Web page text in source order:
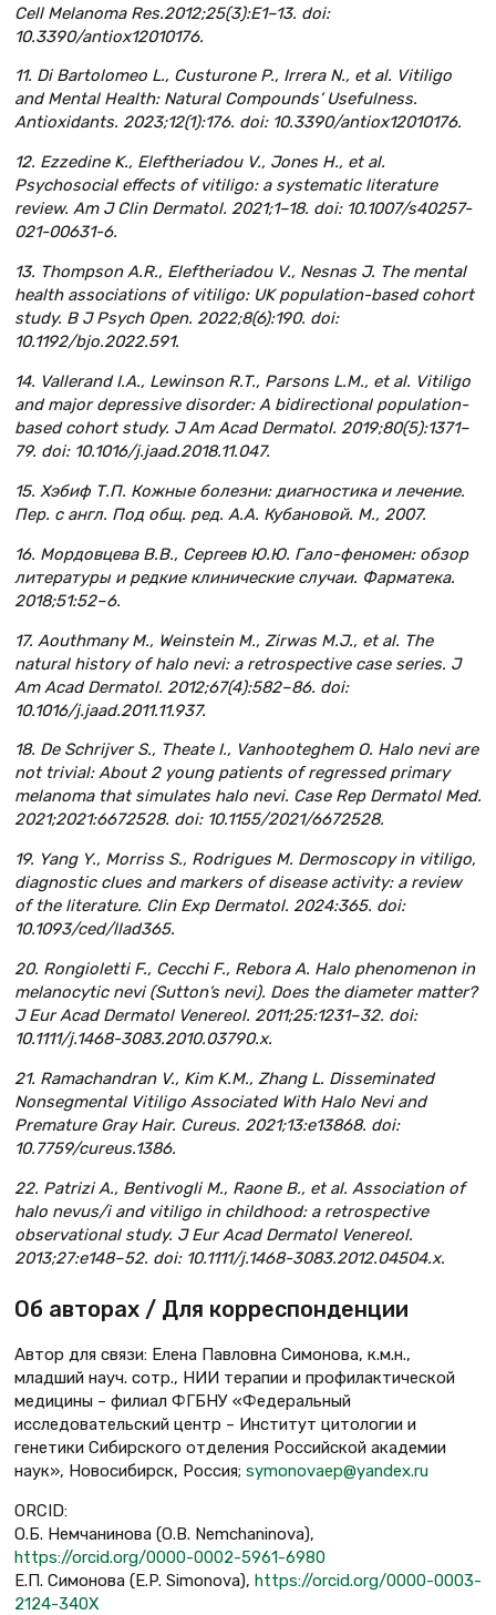
Cell Melanoma Res.2012;25(3):E1–13. doi:
10.3390/antiox12010176.
11. Di Bartolomeo L., Custurone P., Irrera N., et al. Vitiligo
and Mental Health: Natural Compounds’ Usefulness.
Antioxidants. 2023;12(1):176. doi: 10.3390/antiox12010176.
12. Ezzedine K., Eleftheriadou V., Jones H., et al.
Psychosocial effects of vitiligo: a systematic literature
review. Am J Clin Dermatol. 2021;1–18. doi: 10.1007/s40257-
021-00631-6.
13. Thompson A.R., Eleftheriadou V., Nesnas J. The mental
health associations of vitiligo: UK population-based cohort
study. B J Psych Open. 2022;8(6):190. doi:
10.1192/bjo.2022.591.
14. Vallerand I.A., Lewinson R.T., Parsons L.M., et al. Vitiligo
and major depressive disorder: A bidirectional population-
based cohort study. J Am Acad Dermatol. 2019;80(5):1371–
79. doi: 10.1016/j.jaad.2018.11.047.
15. Хэбиф Т.П. Кожные болезни: диагностика и лечение.
Пер. с англ. Под общ. ред. А.А. Кубановой. М., 2007.
16. Мордовцева В.В., Сергеев Ю.Ю. Гало-феномен: обзор
литературы и редкие клинические случаи. Фарматека.
2018;51:52–6.
17. Aouthmany M., Weinstein M., Zirwas M.J., et al. The
natural history of halo nevi: a retrospective case series. J
Am Acad Dermatol. 2012;67(4):582–86. doi:
10.1016/j.jaad.2011.11.937.
18. De Schrijver S., Theate I., Vanhooteghem O. Halo nevi are
not trivial: About 2 young patients of regressed primary
melanoma that simulates halo nevi. Case Rep Dermatol Med.
2021;2021:6672528. doi: 10.1155/2021/6672528.
19. Yang Y., Morriss S., Rodrigues M. Dermoscopy in vitiligo,
diagnostic clues and markers of disease activity: a review
of the literature. Clin Exp Dermatol. 2024:365. doi:
10.1093/ced/llad365.
20. Rongioletti F., Cecchi F., Rebora A. Halo phenomenon in
melanocytic nevi (Sutton’s nevi). Does the diameter matter?
J Eur Acad Dermatol Venereol. 2011;25:1231–32. doi:
10.1111/j.1468-3083.2010.03790.x.
21. Ramachandran V., Kim K.M., Zhang L. Disseminated
Nonsegmental Vitiligo Associated With Halo Nevi and
Premature Gray Hair. Cureus. 2021;13:e13868. doi:
10.7759/cureus.1386.
22. Patrizi A., Bentivogli M., Raone B., et al. Association of
halo nevus/i and vitiligo in childhood: a retrospective
observational study. J Eur Acad Dermatol Venereol.
2013;27:e148–52. doi: 10.1111/j.1468-3083.2012.04504.x.
Об авторах / Для корреспонденции
Автор для связи: Елена Павловна Симонова, к.м.н.,
младший науч. сотр., НИИ терапии и профилактической
медицины – филиал ФГБНУ «Федеральный
исследовательский центр – Институт цитологии и
генетики Сибирского отделения Российской академии
наук», Новосибирск, Россия; symonovaep@yandex.ru
ORCID:
О.Б. Немчанинова (О.В. Nemchaninova),
https://orcid.org/0000-0002-5961-6980
Е.П. Симонова (E.P. Simonova), https://orcid.org/0000-0003-
2124-340X